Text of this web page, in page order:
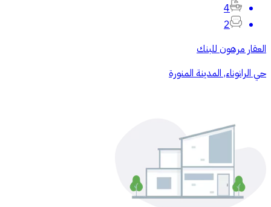
4
2
العقار مرهون للبنك
حي الرانوناء, المدينة المنورة